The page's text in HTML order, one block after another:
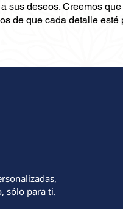
sus deseos. Creemos
de que cada detalle esté
sólo para ti.